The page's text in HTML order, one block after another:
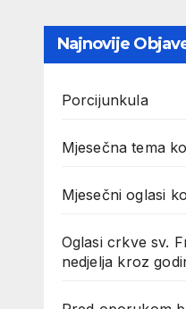
Najnovije
Porcijunkula
Mjesečna tema
Mjesečni oglasi
Oglasi crkve sv.
nedjelja kroz